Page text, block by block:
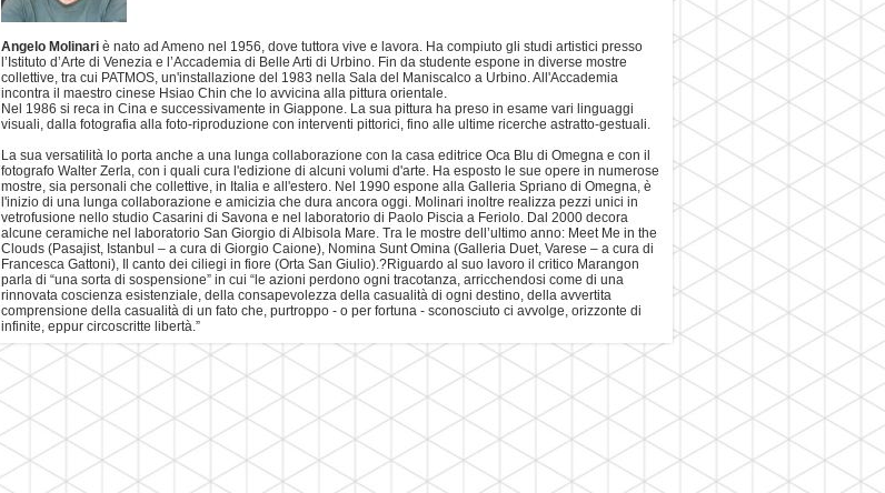
Angelo Molinariè nato ad Ameno nel 1956, dove tuttora vive e lavora. Ha compiuto gli studi artistici presso
l’Istituto d’Arte di Venezia e l’Accademia di Belle Arti di Urbino. Fin da studente espone in diverse mostre
collettive, tra cui PATMOS, un'installazione del 1983 nella Sala del Maniscalco a Urbino. All'Accademia
incontra il maestro cinese Hsiao Chin che lo avvicina alla pittura orientale.
Nel 1986 si reca in Cina e successivamente in Giappone. La sua pittura ha preso in esame vari linguaggi
visuali, dalla fotografia alla foto-riproduzione con interventi pittorici, fino alle ultime ricerche astratto-gestuali.
La sua versatilità lo porta anche a una lunga collaborazione con la casa editrice Oca Blu di Omegna e con il
fotografo Walter Zerla, con i quali cura l'edizione di alcuni volumi d'arte. Ha esposto le sue opere in numerose
mostre, sia personali che collettive, in Italia e all'estero. Nel 1990 espone alla Galleria Spriano di Omegna, è
l'inizio di una lunga collaborazione e amicizia che dura ancora oggi. Molinari inoltre realizza pezzi unici in
vetrofusione nello studio Casarini di Savona e nel laboratorio di Paolo Piscia a Feriolo. Dal 2000 decora
alcune ceramiche nel laboratorio San Giorgio di Albisola Mare. Tra le mostre dell’ultimo anno: Meet Me in the
Clouds (Pasajist, Istanbul – a cura di Giorgio Caione), Nomina Sunt Omina (Galleria Duet, Varese – a cura di
Francesca Gattoni), Il canto dei ciliegi in fiore (Orta San Giulio).?Riguardo al suo lavoro il critico Marangon
parla di “una sorta di sospensione” in cui “le azioni perdono ogni tracotanza, arricchendosi come di una
rinnovata coscienza esistenziale, della consapevolezza della casualità di ogni destino, della avvertita
comprensione della casualità di un fato che, purtroppo - o per fortuna - sconosciuto ci avvolge, orizzonte di
infinite, eppur circoscritte libertà.”